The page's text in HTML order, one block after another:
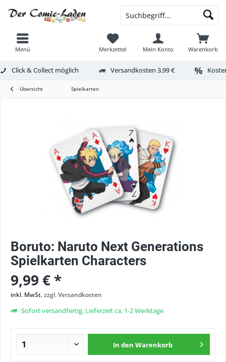
Menü Warenkorb
Merkzettel Mein Konto
Click & Collect möglich Versandkosten 3,99 €
Übersicht Spielkarten
Boruto: Naruto Next Generations
Spielkarten Characters
9,99 € *
inkl. MwSt.zzgl. Versandkosten
Sofort versandfertig, Lieferzeit ca. 1-2 Werktage
In den Warenkorb